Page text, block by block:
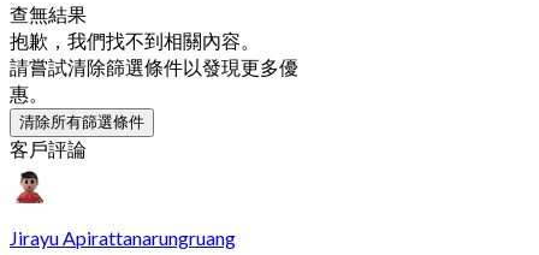
查無結果
抱歉，我們找不到相關內容。
請嘗試清除篩選條件以發現更多優
惠。
清除所有篩選條件
客戶評論
Jirayu Apirattanarungruang